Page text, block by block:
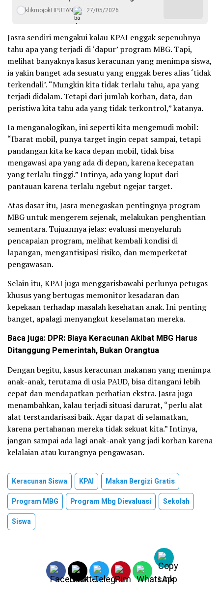
klikmojokLIPUTAN 27/05/2026
Jasra sendiri mengakui kalau KPAI enggak sepenuhnya
tahu apa yang terjadi di ‘dapur’ program MBG. Tapi,
melihat banyaknya kasus keracunan yang menimpa siswa,
ia yakin banget ada sesuatu yang enggak beres alias ‘tidak
terkendali’. “Mungkin kita tidak terlalu tahu, apa yang
terjadi didalam. Tetapi dari jumlah korban, data, dan
peristiwa kita tahu ada yang tidak terkontrol,” katanya.
Ia menganalogikan, ini seperti kita mengemudi mobil:
“Ibarat mobil, punya target ingin cepat sampai, tetapi
pandangan kita ke kaca depan mobil, tidak bisa
mengawasi apa yang ada di depan, karena kecepatan
yang terlalu tinggi.” Intinya, ada yang luput dari
pantauan karena terlalu ngebut ngejar target.
Atas dasar itu, Jasra menegaskan pentingnya program
MBG untuk mengerem sejenak, melakukan penghentian
sementara. Tujuannya jelas: evaluasi menyeluruh
pencapaian program, melihat kembali kondisi di
lapangan, mengantisipasi risiko, dan memperketat
pengawasan.
Selain itu, KPAI juga menggarisbawahi perlunya petugas
khusus yang bertugas memonitor kesadaran dan
kepekaan terhadap masalah kesehatan anak. Ini penting
banget, apalagi menyangkut keselamatan mereka.
Baca juga: DPR: Biaya Keracunan Akibat MBG Harus
Ditanggung Pemerintah, Bukan Orangtua
Dengan begitu, kasus keracunan makanan yang menimpa
anak-anak, terutama di usia PAUD, bisa ditangani lebih
cepat dan mendapatkan perhatian ekstra. Jasra juga
menambahkan, kalau terjadi situasi darurat, “perlu alat
alat terstandarisasi baik. Agar dapat di selamatkan,
karena pertahanan mereka tidak sekuat kita.” Intinya,
jangan sampai ada lagi anak-anak yang jadi korban karena
kelalaian atau kurangnya pengawasan.
Keracunan Siswa KPAI
Makan Bergizi Gratis
Program MBG
Program Mbg Dievaluasi
Sekolah
Siswa